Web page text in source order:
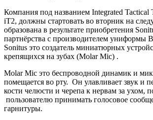
Компания под названием Integrated Tactical
iT2, должны стартовать во вторник на
образована в результате приобретения
партнёрства с производителем униформы
Sonitus это создатель миниатюрных
крепящихся на зубах (Molar Mic) .
Molar Mic это беспроводной динамик и
помещается во рту. Он улавливает звук и
кости челюсти и черепа к нервам за ухом,
пользователю принимать голосовое
гарнитуры.